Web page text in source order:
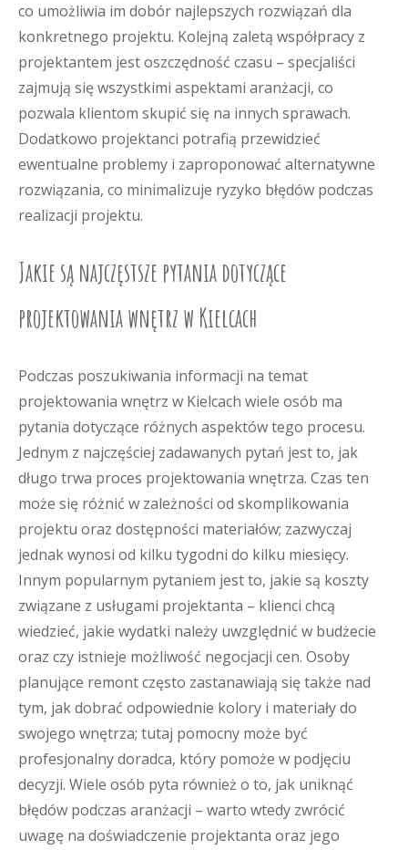
co umożliwia im dobór najlepszych rozwiązań dla
konkretnego projektu. Kolejną zaletą współpracy z
projektantem jest oszczędność czasu – specjaliści
zajmują się wszystkimi aspektami aranżacji, co
pozwala klientom skupić się na innych sprawach.
Dodatkowo projektanci potrafią przewidzieć
ewentualne problemy i zaproponować alternatywne
rozwiązania, co minimalizuje ryzyko błędów podczas
realizacji projektu.
Jakie są najczęstsze pytania dotyczące
projektowania wnętrz w Kielcach
Podczas poszukiwania informacji na temat
projektowania wnętrz w Kielcach wiele osób ma
pytania dotyczące różnych aspektów tego procesu.
Jednym z najczęściej zadawanych pytań jest to, jak
długo trwa proces projektowania wnętrza. Czas ten
może się różnić w zależności od skomplikowania
projektu oraz dostępności materiałów; zazwyczaj
jednak wynosi od kilku tygodni do kilku miesięcy.
Innym popularnym pytaniem jest to, jakie są koszty
związane z usługami projektanta – klienci chcą
wiedzieć, jakie wydatki należy uwzględnić w budżecie
oraz czy istnieje możliwość negocjacji cen. Osoby
planujące remont często zastanawiają się także nad
tym, jak dobrać odpowiednie kolory i materiały do
swojego wnętrza; tutaj pomocny może być
profesjonalny doradca, który pomoże w podjęciu
decyzji. Wiele osób pyta również o to, jak uniknąć
błędów podczas aranżacji – warto wtedy zwrócić
uwagę na doświadczenie projektanta oraz jego